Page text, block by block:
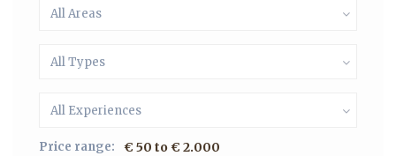
All Areas
All Types
All Experiences
Price range: € 50 to € 2.000